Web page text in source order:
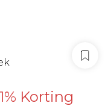
Korting